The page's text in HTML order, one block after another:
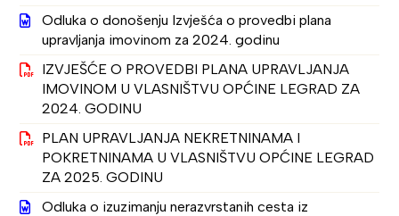
Odluka o donošenju Izvješća o provedbi plana
upravljanja imovinom za 2024. godinu
IZVJEŠĆE O PROVEDBI PLANA UPRAVLJANJA
IMOVINOM U VLASNIŠTVU OPĆINE LEGRAD ZA
2024. GODINU
PLAN UPRAVLJANJA NEKRETNINAMA I
POKRETNINAMA U VLASNIŠTVU OPĆINE LEGRAD
ZA 2025. GODINU
Odluka o izuzimanju nerazvrstanih cesta iz